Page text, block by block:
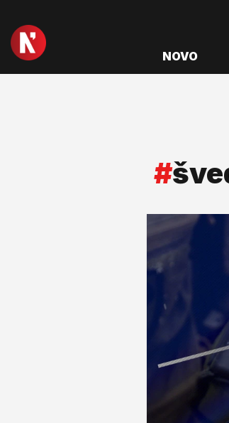
NOVO
#